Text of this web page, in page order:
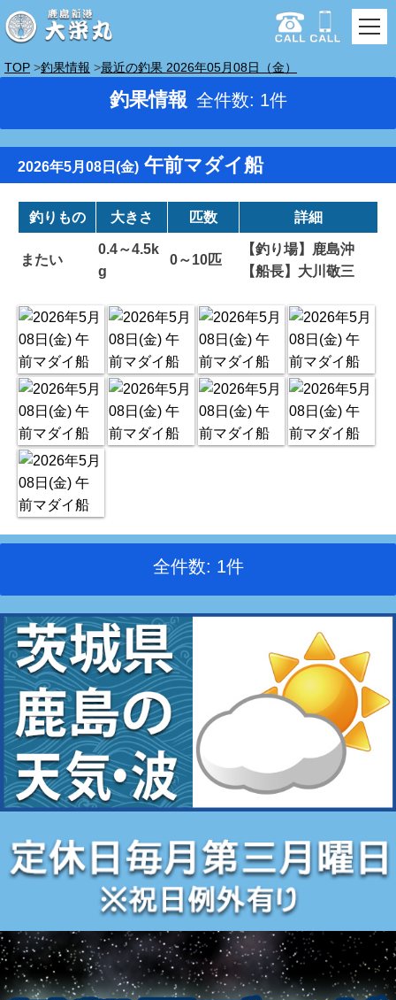
TOP 釣果情報 最近の釣果 2026年05月08日（金）
釣果情報 全件数: 1件
2026年5月08日(金) 午前マダイ船
釣りもの 大きさ 匹数 詳細
またい
0.4～4.5k
g
0～10匹
【釣り場】鹿島沖
【船長】大川敬三
全件数: 1件